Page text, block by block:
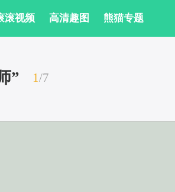
滚视频 高清趣图 熊猫专题
” 1/7